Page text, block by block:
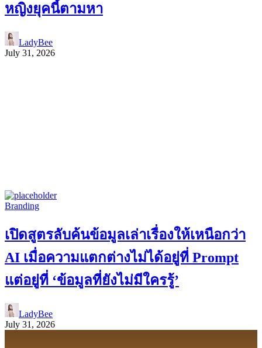
หญิงยุคนี้ตามหา
LadyBee
July 31, 2026
Branding
เปิดสูตรลับค้นข้อมูลเล่าเรื่องให้เหนือกว่า
AI เมื่อความแตกต่างไม่ได้อยู่ที่ Prompt
แต่อยู่ที่ ‘ข้อมูลที่ยังไม่มีใครรู้’
LadyBee
July 31, 2026